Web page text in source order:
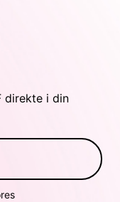
direkte i din